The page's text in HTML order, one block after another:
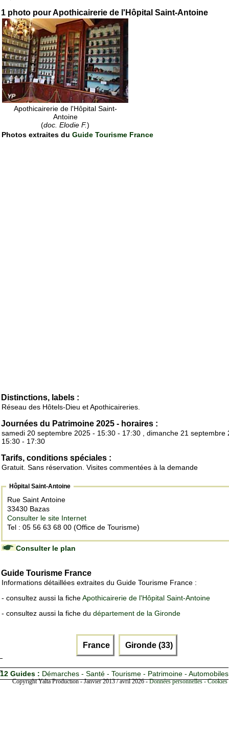
1 photo pour Apothicairerie de l'Hôpital Saint-Antoine
Apothicairerie de l'Hôpital Saint-
Antoine
(doc. Elodie F.)
Photos extraites du Guide Tourisme France
Distinctions, labels :
Réseau des Hôtels-Dieu et Apothicaireries.
Journées du Patrimoine 2025 - horaires :
samedi 20 septembre 2025 - 15:30 - 17:30 , dimanche 21 septembre
15:30 - 17:30
Tarifs, conditions spéciales :
Gratuit. Sans réservation. Visites commentées à la demande
Hôpital Saint-Antoine
Rue Saint Antoine
33430 Bazas
Consulter le site Internet
Tel : 05 56 63 68 00 (Office de Tourisme)
Consulter le plan
Guide Tourisme France
Informations détaillées extraites du Guide Tourisme France :
- consultez aussi la ficheApothicairerie de l'Hôpital Saint-Antoine
- consultez aussi la fiche du département de la Gironde
France Gironde (33)
12 Guides : Démarches - Santé - Tourisme - Patrimoine - Automobiles
Copyright Yalta Production - Janvier 2013 / avril 2026 -Données personnelles -